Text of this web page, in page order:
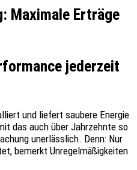
Maximale Erträge
jederzeit
und liefert saubere Energie
das auch über Jahrzehnte so
unerlässlich. Denn: Nur
bemerkt Unregelmäßigkeiten